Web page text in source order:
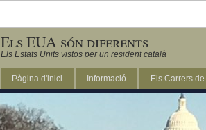
Els EUA són diferents
Els Estats Units vistos per un resident català
Pàgina d'inici Informació Els Carrers